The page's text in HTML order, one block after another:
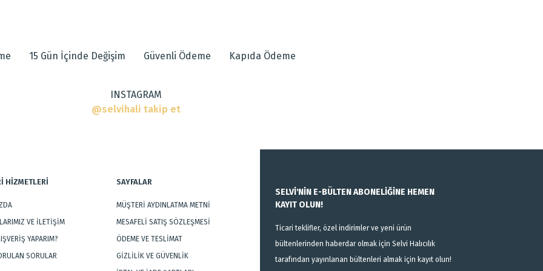
Gönder
15 Gün İçinde Değişim Güvenli Ödeme Kapıda Ödeme
INSTAGRAM
@selvihali takip et
HİZMETLERİ
VE İLETİŞİM
YAPARIM?
SORULAR
SAYFALAR
MÜŞTERİ AYDINLATMA METNİ
MESAFELİ SATIŞ SÖZLEŞMESİ
ÖDEME VE TESLİMAT
GİZLİLİK VE GÜVENLİK
SELVİ'NİN E-BÜLTEN ABONELİĞİNE HEMEN
KAYIT OLUN!
Ticari teklifler, özel indirimler ve yeni ürün
bültenlerinden haberdar olmak için Selvi Halıcılık
tarafından yayınlanan bültenleri almak için kayıt olun!